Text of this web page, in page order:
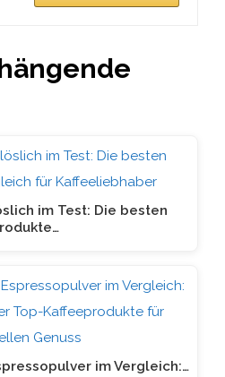
im Test: Die besten
im Vergleich:…